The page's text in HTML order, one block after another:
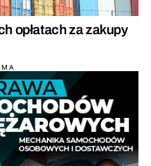
opłatach za zakupy